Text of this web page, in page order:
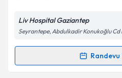
Kişisel verilerimin
Liv Hospital Gaziantep
Seyrantepe, Abdulkadir Konukoğlu Cd
Randevu
Randevu Takvimi